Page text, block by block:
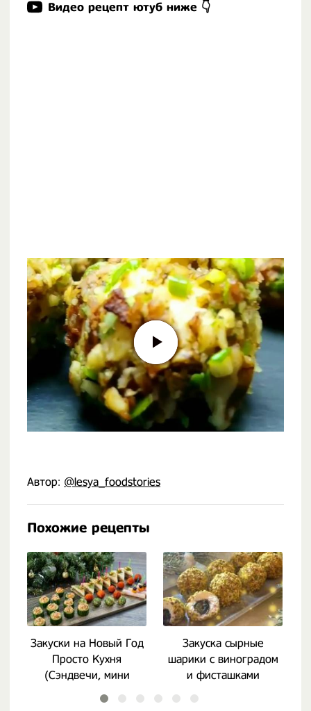
Видео рецепт ютуб ниже 👇
Автор: @lesya_foodstories
Похожие рецепты
Закуски на Новый Год
Просто Кухня
(Сэндвечи, мини
канапе)
Закуска сырные
шарики с виноградом
и фисташками